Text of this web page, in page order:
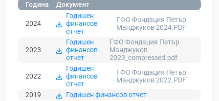
Година Документ
2024
Годишен
финансов
отчет
ГФО Фондация Петър
Манджуков 2024.PDF
2023
Годишен
финансов
отчет
ГФО Фондация Петър
Манджуков
2023_compressed.pdf
2022
Годишен
финансов
отчет
ГФО Фондация Петър
Манджуков 2022.PDF
2019
Годишен финансов отчет